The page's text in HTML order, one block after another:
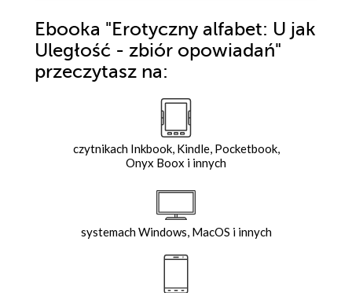
Ebooka "Erotyczny alfabet: U jak
Uległość - zbiór opowiadań"
przeczytasz na:
czytnikach Inkbook, Kindle, Pocketbook,
Onyx Boox i innych
systemach Windows, MacOS i innych